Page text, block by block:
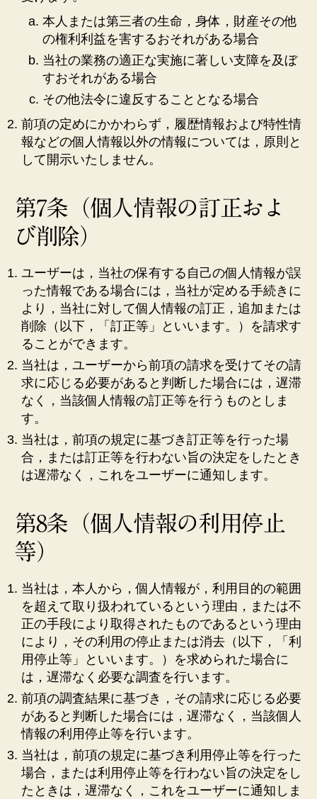
本人または第三者の生命，身体，財産その他
の権利利益を害するおそれがある場合
当社の業務の適正な実施に著しい支障を及ぼ
すおそれがある場合
その他法令に違反することとなる場合
前項の定めにかかわらず，履歴情報および特性情
報などの個人情報以外の情報については，原則と
して開示いたしません。
第7条（個人情報の訂正およ
び削除）
ユーザーは，当社の保有する自己の個人情報が誤
った情報である場合には，当社が定める手続きに
より，当社に対して個人情報の訂正，追加または
削除（以下，「訂正等」といいます。）を請求す
ることができます。
当社は，ユーザーから前項の請求を受けてその請
求に応じる必要があると判断した場合には，遅滞
なく，当該個人情報の訂正等を行うものとしま
す。
当社は，前項の規定に基づき訂正等を行った場
合，または訂正等を行わない旨の決定をしたとき
は遅滞なく，これをユーザーに通知します。
第8条（個人情報の利用停止
等）
当社は，本人から，個人情報が，利用目的の範囲
を超えて取り扱われているという理由，または不
正の手段により取得されたものであるという理由
により，その利用の停止または消去（以下，「利
用停止等」といいます。）を求められた場合に
は，遅滞なく必要な調査を行います。
前項の調査結果に基づき，その請求に応じる必要
があると判断した場合には，遅滞なく，当該個人
情報の利用停止等を行います。
当社は，前項の規定に基づき利用停止等を行った
場合，または利用停止等を行わない旨の決定をし
たときは，遅滞なく，これをユーザーに通知しま